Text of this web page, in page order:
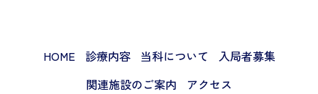
HOME 診療内容 当科について
入局者募集
関連施設のご案内
アクセス